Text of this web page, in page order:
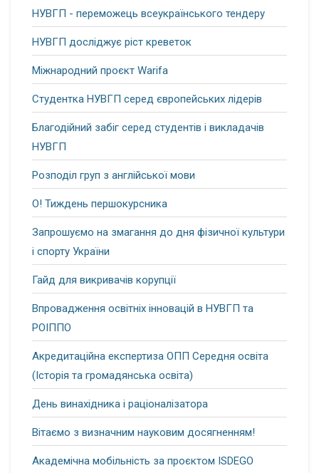
НУВГП - переможець всеукраїнського тендеру
НУВГП досліджує ріст креветок
Міжнародний проєкт Warifa
Студентка НУВГП серед європейських лідерів
Благодійний забіг серед студентів і викладачів
НУВГП
Розподіл груп з англійської мови
О! Тиждень першокурсника
Запрошуємо на змагання до дня фізичної культури
і спорту України
Гайд для викривачів корупції
Впровадження освітніх інновацій в НУВГП та
РОІППО
Акредитаційна експертиза ОПП Середня освіта
(Історія та громадянська освіта)
День винахідника і раціоналізатора
Вітаємо з визначним науковим досягненням!
Академічна мобільність за проєктом ISDEGO